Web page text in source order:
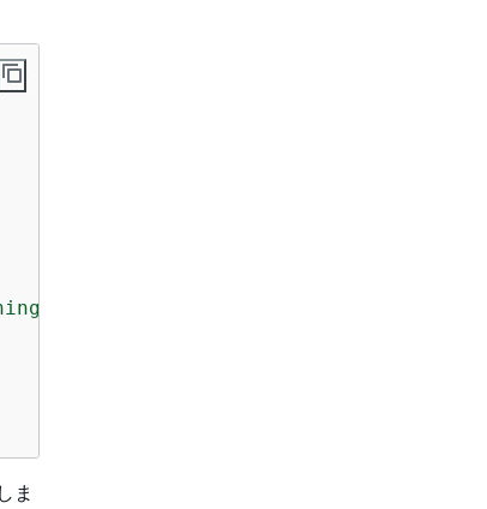
warning
zero instead of error.\n'
ま